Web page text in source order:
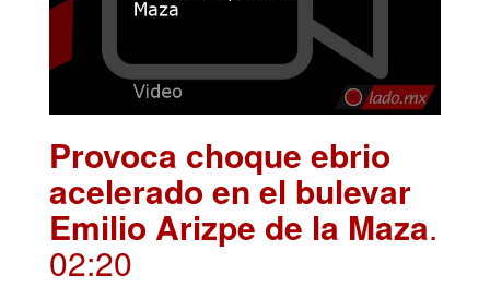
Provoca choque ebrio
acelerado en el bulevar
Emilio Arizpe de la Maza.
02:20